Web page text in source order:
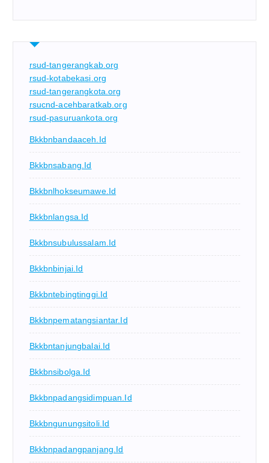
rsud-tangerangkab.org
rsud-kotabekasi.org
rsud-tangerangkota.org
rsucnd-acehbaratkab.org
rsud-pasuruankota.org
Bkkbnbandaaceh.id
Bkkbnsabang.id
Bkkbnlhokseumawe.id
Bkkbnlangsa.id
Bkkbnsubulussalam.id
Bkkbnbinjai.id
Bkkbntebingtinggi.id
Bkkbnpematangsiantar.id
Bkkbntanjungbalai.id
Bkkbnsibolga.id
Bkkbnpadangsidimpuan.id
Bkkbngunungsitoli.id
Bkkbnpadangpanjang.id